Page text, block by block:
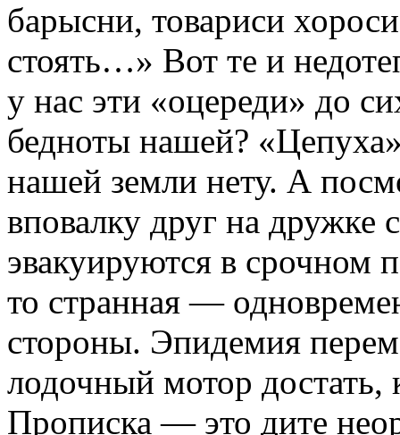
барысни, товариси
стоять…» Вот те и
у нас эти «оцереди» до
бедноты нашей?
нашей земли нету. А
вповалку друг на дружке
эвакуируются в срочном
то странная —
стороны. Эпидемия
лодочный мотор достать,
Прописка — это дите